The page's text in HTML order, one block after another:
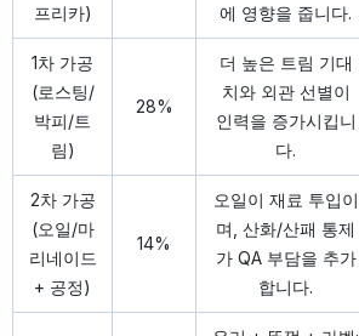
프리카)
에 영향을 줍니다.
1차 가공
(로스팅/
박피/트
림)
28%
더 높은 트림 기대
치와 외관 선별이
인력을 증가시킵니
다.
2차 가공
(오일/마
리네이드
+ 공정)
14%
오일이 재료 투입이
며, 산화/산패 통제
가 QA 부담을 추가
합니다.